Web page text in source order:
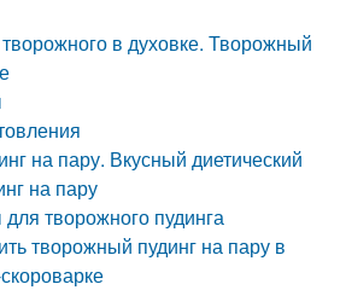
в духовке. Творожный
на пару. Вкусный диетический
на пару
творожного пудинга
творожный пудинг на пару в